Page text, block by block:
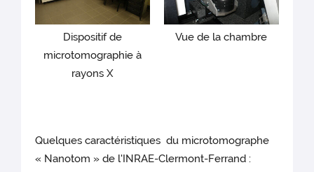
Dispositif de
microtomographie à
rayons X
Vue de la chambre
Quelques caractéristiques du microtomographe
« Nanotom » de l'INRAE-Clermont-Ferrand :